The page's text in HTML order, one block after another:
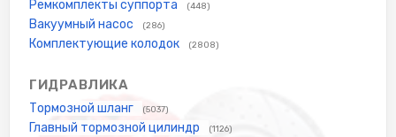
Ремкомплекты суппорта (448)
Вакуумный насос (286)
Комплектующие колодок (2808)
ГИДРАВЛИКА
Тормозной шланг (5037)
Главный тормозной цилиндр (1126)